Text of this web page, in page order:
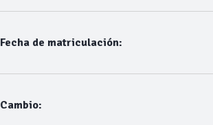
Fecha de matriculación:
Cambio: